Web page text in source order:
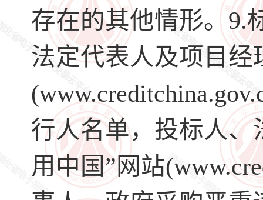
存在的其他情形。9.
法定代表人及项目经
行人名单，投标人、
用中国”网站